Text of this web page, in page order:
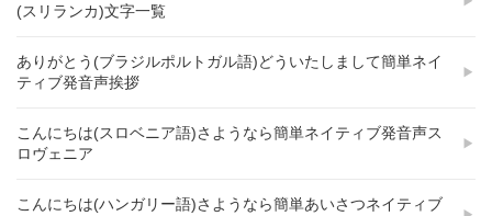
(スリランカ)文字一覧
ありがとう(ブラジルポルトガル語)どういたしまして簡単ネイ
ティブ発音声挨拶
こんにちは(スロベニア語)さようなら簡単ネイティブ発音声ス
ロヴェニア
こんにちは(ハンガリー語)さようなら簡単あいさつネイティブ